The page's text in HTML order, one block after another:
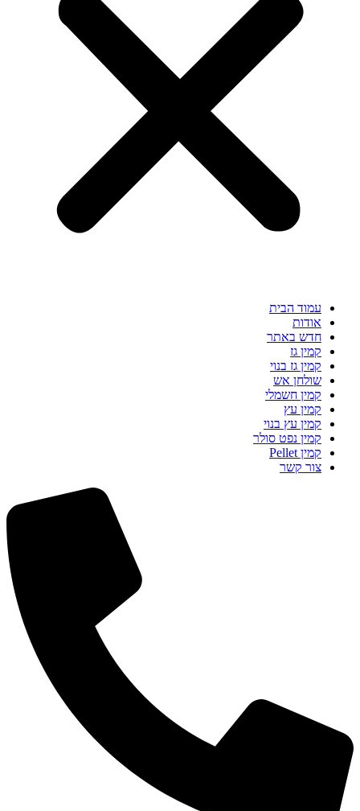
עמוד הבית
אודות
חדש באתר
קמין גז
קמין גז בנוי
שולחן אש
קמין חשמלי
קמין עץ
קמין עץ בנוי
קמין נפט סולר
קמין Pellet
צור קשר